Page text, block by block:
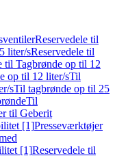
Reservedele til
liter/sReservedele til
til Tagbrønde op til 12
op til 12 liter/sTil
sTil tagbrønde op til 25
Til
til Geberit
[1]Presseværktøjer
[1]Reservedele til